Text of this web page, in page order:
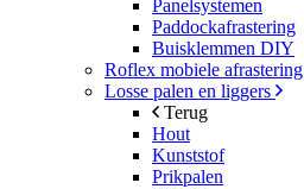
Panelsystemen
Paddockafrastering
Buisklemmen DIY
Roflex mobiele afrastering
Losse palen en liggers
Terug
Hout
Kunststof
Prikpalen